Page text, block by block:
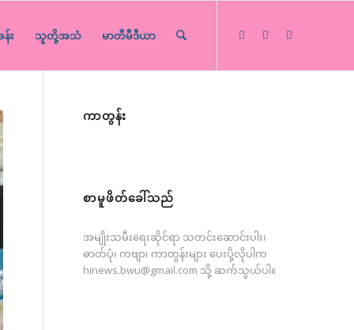
န်း သူတို့အသံ မာတီမီဒီယာ
ကာတွန်း
စာမူဖိတ်ခေါ်သည်
အမျိုးသမီးရေးဆိုင်ရာ သတင်းဆောင်းပါး၊
ဓာတ်ပုံ၊ ကဗျာ၊ ကာတွန်းများ ပေးပို့လိုပါက
hinews.bwu@gmail.com သို့ ဆက်သွယ်ပါ။